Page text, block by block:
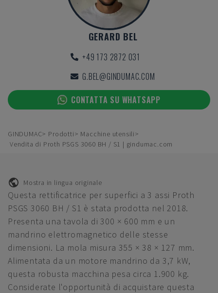
GERARD BEL
+49 173 2872 031
G.BEL@GINDUMAC.COM
CONTATTA SU WHATSAPP
GINDUMAC Prodotti
Macchine utensili
Vendita di Proth PSGS 3060 BH / S1 | gindumac.com
Mostra in lingua originale
Questa rettificatrice per superfici a 3 assi Proth
PSGS 3060 BH / S1 è stata prodotta nel 2018.
Presenta una tavola di 300 × 600 mm e un
mandrino elettromagnetico delle stesse
dimensioni. La mola misura 355 × 38 × 127 mm.
Alimentata da un motore mandrino da 3,7 kW,
questa robusta macchina pesa circa 1.900 kg.
Considerate l'opportunità di acquistare questa